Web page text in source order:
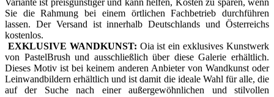
Sie die Rahmung bei einem örtlichen Fachbetrieb durchführen
lassen. Der Versand ist innerhalb Deutschlands und Österreichs
kostenlos.
EXKLUSIVE WANDKUNST: Oia ist ein exklusives Kunstwerk
von PastelBrush und ausschließlich über diese Galerie erhältlich.
Dieses Motiv ist bei keinem anderen Anbieter von Wandkunst oder
Leinwandbildern erhältlich und ist damit die ideale Wahl für alle, die
auf der Suche nach einer außergewöhnlichen und stilvollen